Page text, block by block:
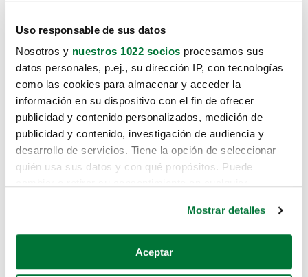
Uso responsable de sus datos
Nosotros y nuestros 1022 socios procesamos sus
datos personales, p.ej., su dirección IP, con tecnologías
como las cookies para almacenar y acceder la
información en su dispositivo con el fin de ofrecer
publicidad y contenido personalizados, medición de
publicidad y contenido, investigación de audiencia y
desarrollo de servicios. Tiene la opción de seleccionar
quién usa sus datos y con qué propósitos. Puede
Si lo permite, también quisiéramos:
Recopilar información sobre su ubicación geográfica
Mostrar detalles
Aceptar
Lo sentimos, no sabemos como
te hemos traido hasta aquí.
Pero puedes encontrar el coche que estás
buscando en alguno de estos enlaces:
Coches de segunda mano
Coches de km0